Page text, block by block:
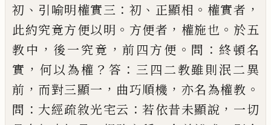
初 、 引喻明權實三 ： 初 、 正顯相 。 權實者 ，
此約究竟方便以明 。 方便者 ， 權施也 。 於五
教中 ， 後一究竟 ，前四方便 。 問 ： 終頓名
實 ， 何以為權 ？ 答 ： 三四二教雖則泯二異
前 ， 而對三顯一 ， 曲巧順機 ， 亦名為權教 。
問 ： 大經疏敘光宅云 ：若依昔未顯說 ， 一切